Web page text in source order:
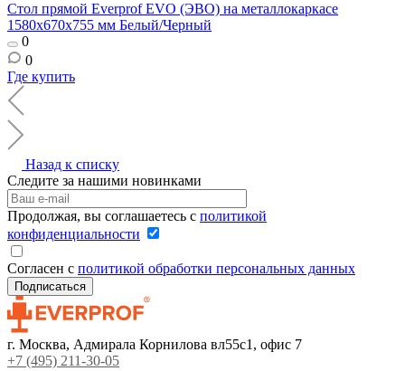
Стол прямой Everprof EVO (ЭВО) на металлокаркасе
1580х670х755 мм Белый/Черный
0
0
Где купить
Назад к списку
Следите за нашими новинками
Продолжая, вы соглашаетесь с политикой
конфиденциальности
Согласен с политикой обработки персональных данных
г. Москва, Адмирала Корнилова вл55с1, офис 7
+7 (495) 211-30-05